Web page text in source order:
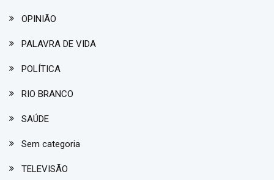
OPINIÃO
PALAVRA DE VIDA
POLÍTICA
RIO BRANCO
SAÚDE
Sem categoria
TELEVISÃO